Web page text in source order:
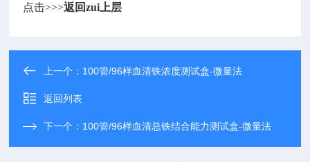
点击>>>返回zui上层
上一个： 100管/96样血清铁浓度测试盒-微量法
返回列表
下一个： 100管/96样血清总铁结合能力测试盒-微量法